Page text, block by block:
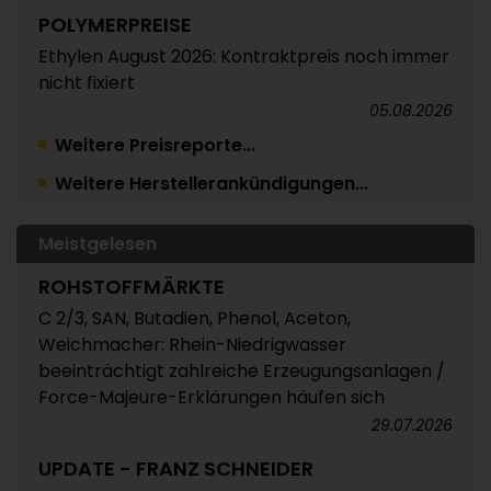
POLYMERPREISE
Ethylen August 2026: Kontraktpreis noch immer
nicht fixiert
05.08.2026
TRINSEO
Deutliche Preiserhöhungen für Polystyrol, ABS
POLYMERPREISE
Vorprodukte Juli/August 2026
POLYMERPREISE
Styrolkunststoffe Juli 2026: Absturz der SM-
Atempause wohl aber nur von kurzer Dauer
Weitere Preisreporte...
Weitere Herstellerankündigungen...
Meistgelesen
ROHSTOFFMÄRKTE
C 2/3, SAN, Butadien, Phenol, Aceton,
Weichmacher: Rhein-Niedrigwasser
beeinträchtigt zahlreiche Erzeugungsanlagen /
Force-Majeure-Erklärungen häufen sich
29.07.2026
UPDATE - FRANZ SCHNEIDER